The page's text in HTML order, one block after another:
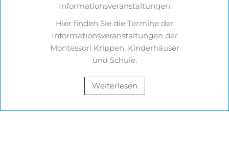
Informationsveranstaltungen
Hier finden Sie die Termine der
Informationsveranstaltungen der
Montessori Krippen, Kinderhäuser
und Schule.
Weiterlesen